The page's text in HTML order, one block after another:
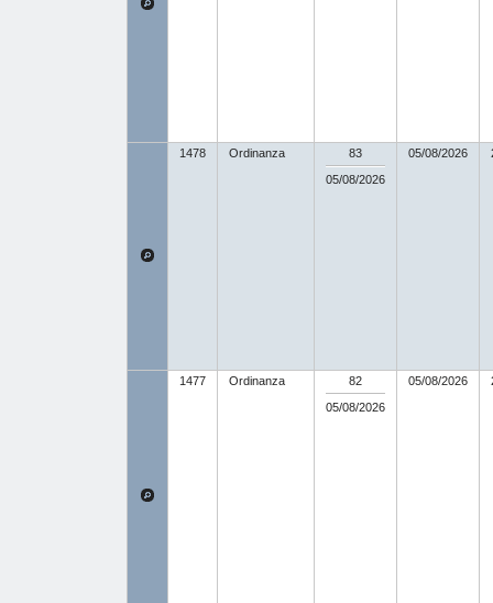
1478 Ordinanza
83
05/08/2026
05/08/2026
1477 Ordinanza
82
05/08/2026
05/08/2026